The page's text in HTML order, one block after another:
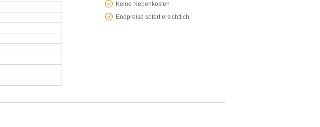
Keine Nebenkosten
Endpreise sofort ersichtlich